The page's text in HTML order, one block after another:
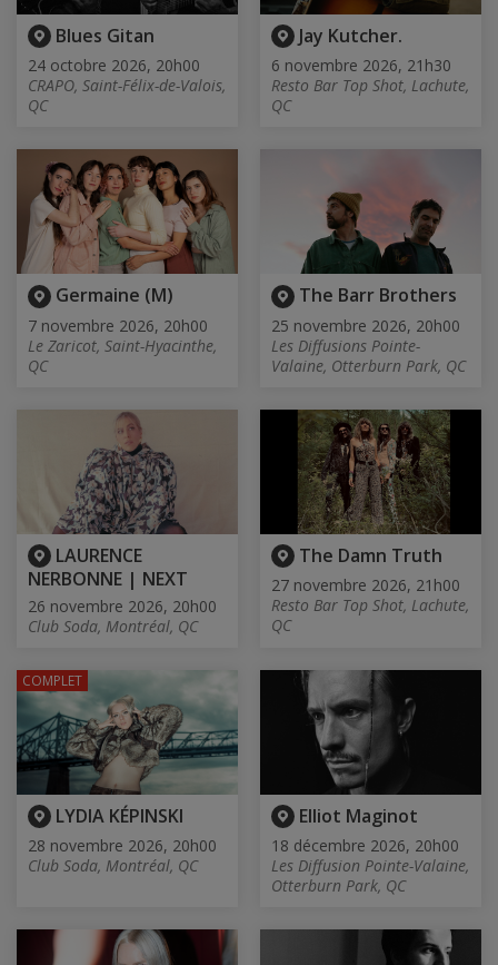
Blues Gitan
24 octobre 2026, 20h00
CRAPO, Saint-Félix-de-Valois,
QC
Jay Kutcher.
6 novembre 2026, 21h30
Resto Bar Top Shot, Lachute,
QC
Germaine (M)
7 novembre 2026, 20h00
Le Zaricot, Saint-Hyacinthe,
QC
The Barr Brothers
25 novembre 2026, 20h00
Les Diffusions Pointe-
Valaine, Otterburn Park, QC
LAURENCE
NERBONNE | NEXT
26 novembre 2026, 20h00
Club Soda, Montréal, QC
The Damn Truth
27 novembre 2026, 21h00
Resto Bar Top Shot, Lachute,
QC
LYDIA KÉPINSKI
28 novembre 2026, 20h00
Club Soda, Montréal, QC
COMPLET
Elliot Maginot
18 décembre 2026, 20h00
Les Diffusion Pointe-Valaine,
Otterburn Park, QC